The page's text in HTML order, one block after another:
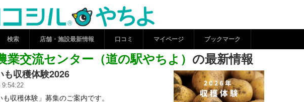
農業交流センター（道の駅やちよ
| ココシルやちよ
検索 店舗・施設最新情報 口コミ マイページ ブックマーク
業交流センター（道の駅やちよ） の最新情報
も収穫体験2026
9:54:22
も収穫体験」募集のご案内です。